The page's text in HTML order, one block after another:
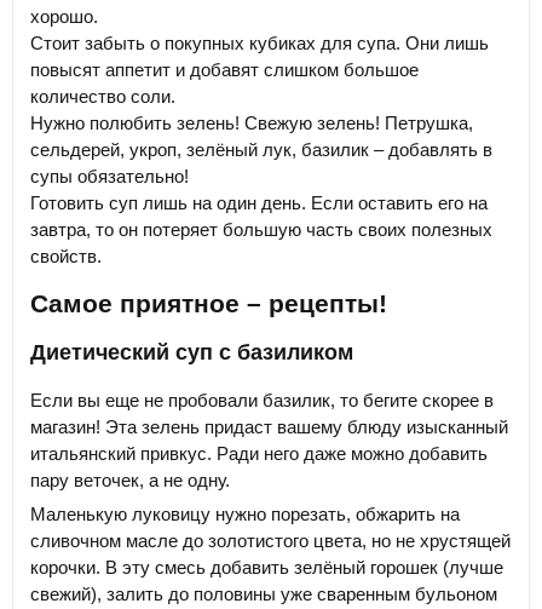
хорошо.
Стоит забыть о покупных кубиках для супа. Они лишь
повысят аппетит и добавят слишком большое
количество соли.
Нужно полюбить зелень! Свежую зелень! Петрушка,
сельдерей, укроп, зелёный лук, базилик – добавлять в
супы обязательно!
Готовить суп лишь на один день. Если оставить его на
завтра, то он потеряет большую часть своих полезных
свойств.
Самое приятное – рецепты!
Диетический суп с базиликом
Если вы еще не пробовали базилик, то бегите скорее в
магазин! Эта зелень придаст вашему блюду изысканный
итальянский привкус. Ради него даже можно добавить
пару веточек, а не одну.
Маленькую луковицу нужно порезать, обжарить на
сливочном масле до золотистого цвета, но не хрустящей
корочки. В эту смесь добавить зелёный горошек (лучше
свежий), залить до половины уже сваренным бульоном